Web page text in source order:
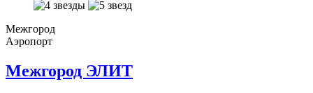
Межгород
Аэропорт
Межгород ЭЛИТ